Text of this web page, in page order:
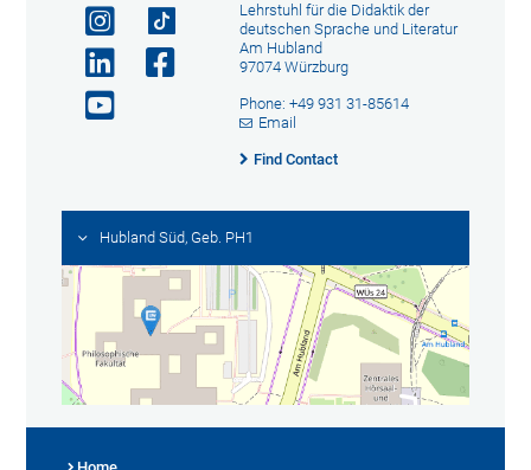
Lehrstuhl für die Didaktik der
deutschen Sprache und Literatur
Am Hubland
97074 Würzburg
Phone: +49 931 31-85614
Email
Find Contact
Hubland Süd, Geb. PH1